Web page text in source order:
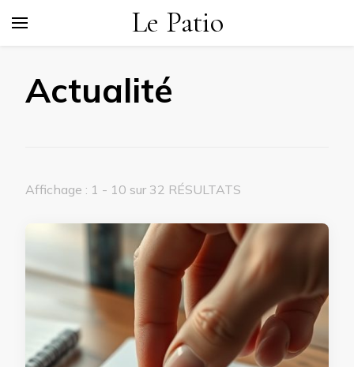
Le Patio
Actualité
Affichage : 1 - 10 sur 32 RÉSULTATS